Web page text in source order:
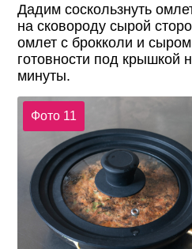
Дадим соскользнуть
на сковороду сырой
омлет с брокколи и
готовности под крышкой
минуты.
Фото 11